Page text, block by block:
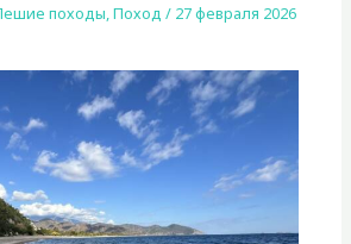
походы,Поход / 27 февраля 2026